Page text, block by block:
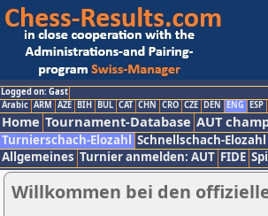
Logged on: Gast
Arabic ARM AZE BIH BUL CAT CHN CRO CZE DEN ENG ESP
Home Tournament-Database AUT
Turnierschach-Elozahl Schnellschach-Elozahl
Allgemeines Turnier anmelden: AUT FIDE
Willkommen bei den